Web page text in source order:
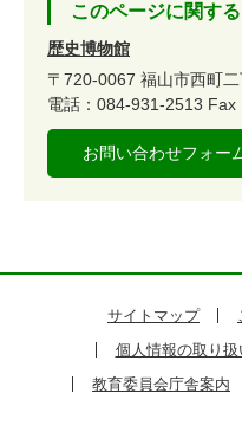
このページに関す
歴史博物館
〒720-0067 福山市西町
電話：084-931-2513 Fax
お問い合わせフォー
サイトマップ
個人情報の取り扱
教育委員会庁舎案内